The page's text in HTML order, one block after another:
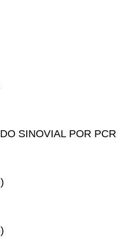
SINOVIAL POR PCR